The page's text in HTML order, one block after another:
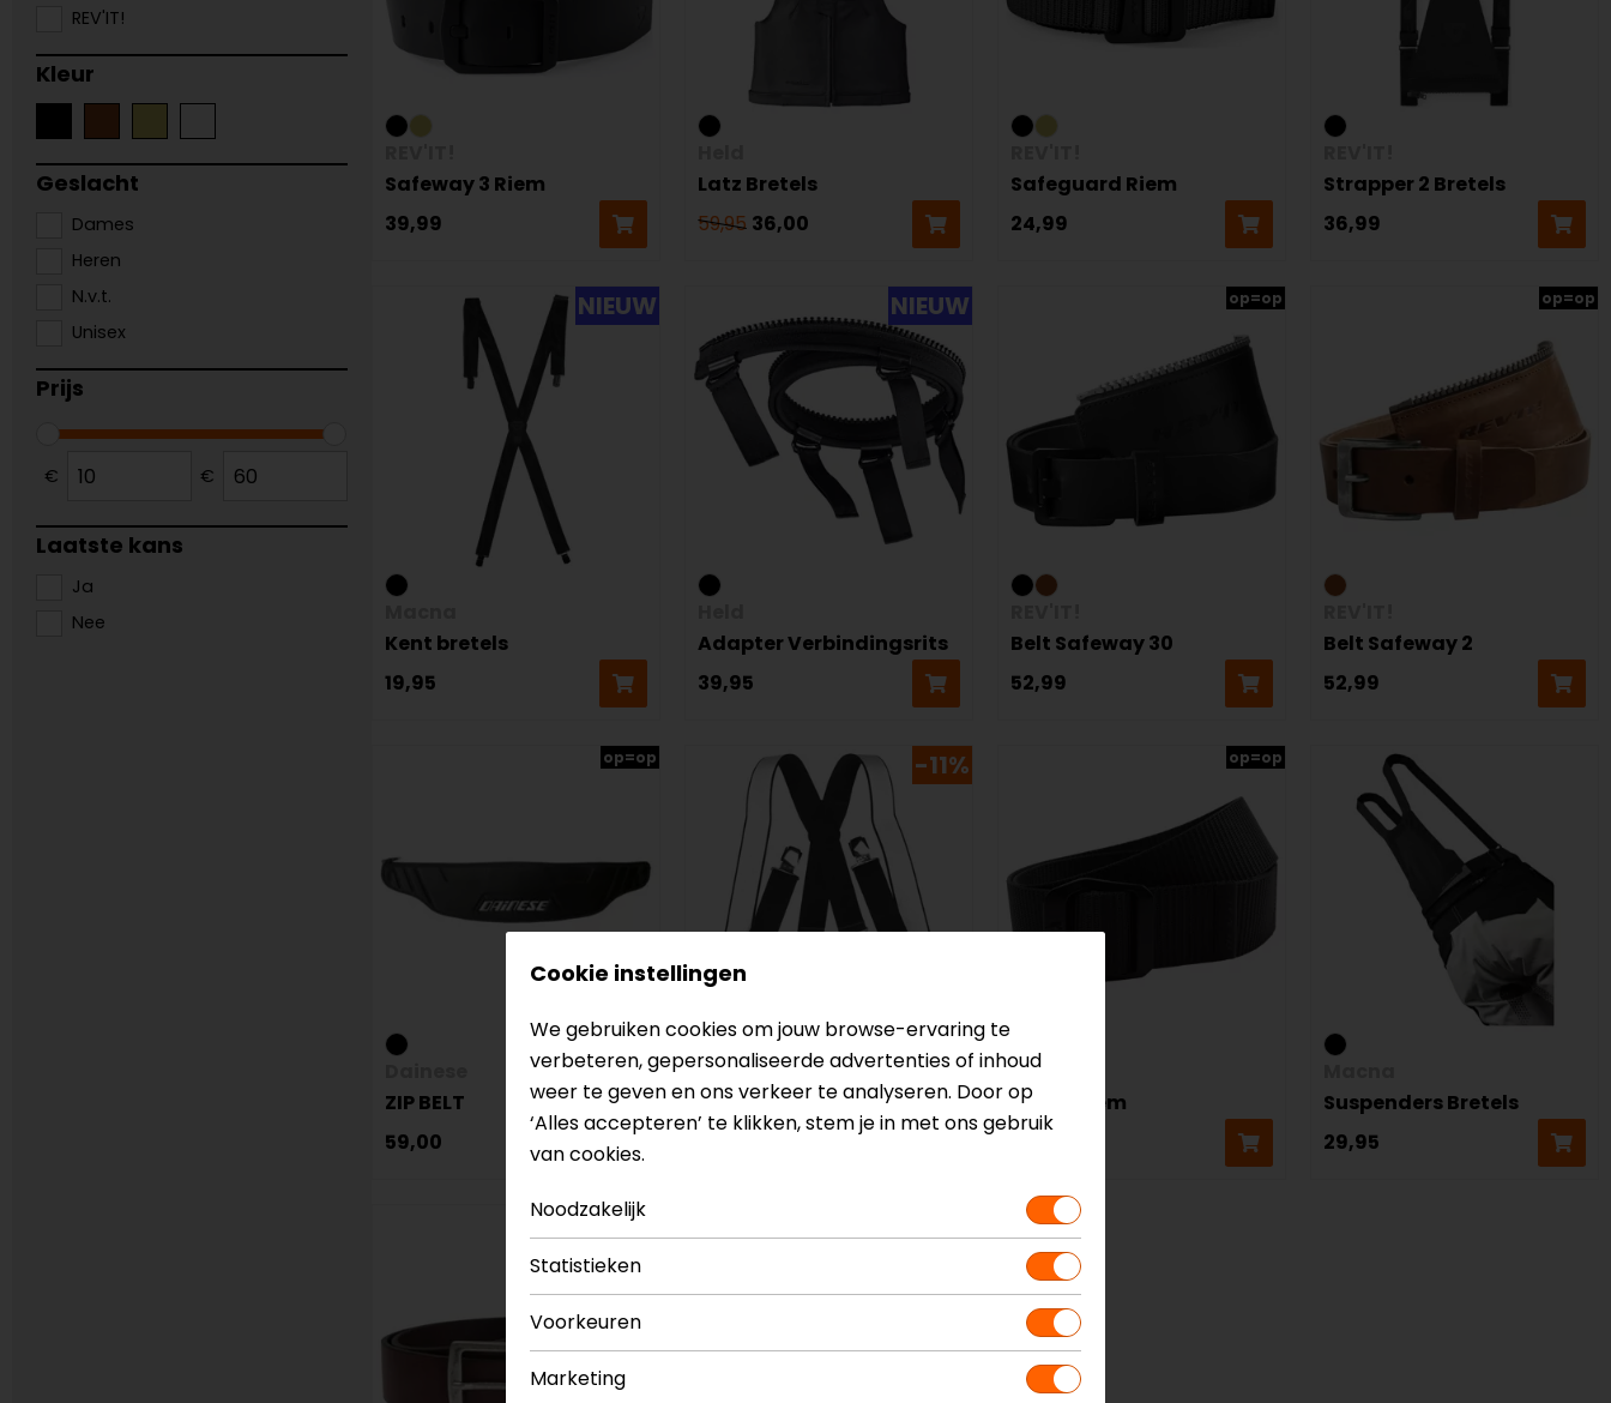
REV'IT!
Kleur
Geslacht
Dames
Heren
N.v.t.
Unisex
Prijs
€ €
Laatste kans
Ja
Nee
Safeway 3 Riem
39,99
Latz Bretels
59,95 36,00
Safeguard Riem
24,99
Strapper 2 Bretels
36,99
NIEUW
Kent bretels
19,95
NIEUW
Adapter Verbindingsrits
39,95
op=op
Belt Safeway 30
52,99
op=op
Belt Safeway 2
52,99
op=op
ZIP BELT
59,00
-11%
Booster
Bretels
op=op
REV'IT!
Heron Riem
Suspenders Bretels
29,95
Cookie instellingen
We gebruiken cookies om jouw browse-ervaring te
verbeteren, gepersonaliseerde advertenties of inhoud
weer te geven en ons verkeer te analyseren. Door op
‘Alles accepteren’ te klikken, stem je in met ons gebruik
van cookies.
Noodzakelijk
Statistieken
Voorkeuren
Marketing